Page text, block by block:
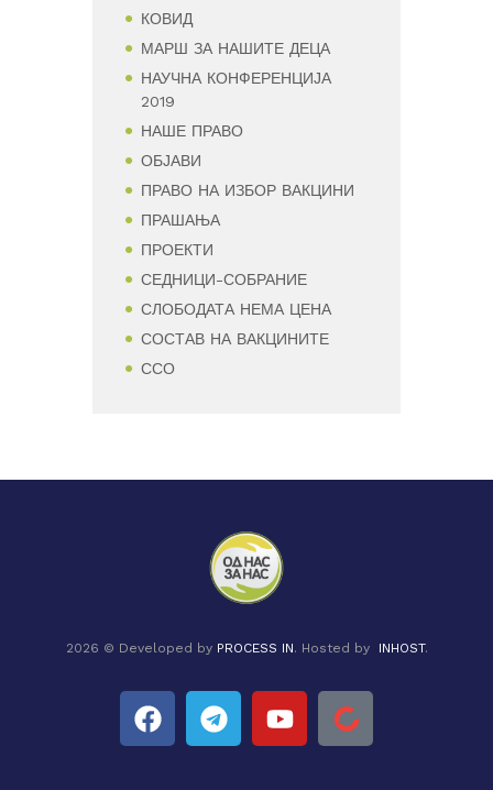
КОВИД
МАРШ ЗА НАШИТЕ ДЕЦА
НАУЧНА КОНФЕРЕНЦИЈА
2019
НАШЕ ПРАВО
ОБЈАВИ
ПРАВО НА ИЗБОР ВАКЦИНИ
ПРАШАЊА
ПРОЕКТИ
СЕДНИЦИ-СОБРАНИЕ
СЛОБОДАТА НЕМА ЦЕНА
СОСТАВ НА ВАКЦИНИТЕ
ССО
2026 © Developed by PROCESS IN. Hosted by INHOST.